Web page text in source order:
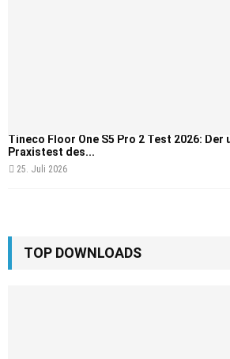
Tineco Floor One S5 Pro 2 Test 2026: Der
Praxistest des...
25. Juli 2026
TOP DOWNLOADS